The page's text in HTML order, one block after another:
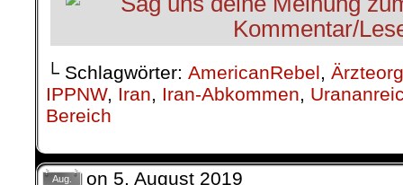
└ Schlagwörter: AmericanRebel,
IPPNW, Iran, Iran-Abkommen,
Bereich
Aug. on 5. August 2019